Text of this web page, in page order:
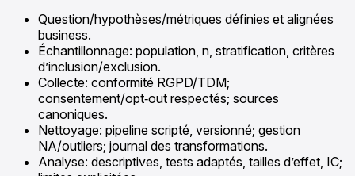
Question/hypothèses/métriques définies et alignées
business.
Échantillonnage: population, n, stratification, critères
d’inclusion/exclusion.
Collecte: conformité RGPD/TDM;
consentement/opt‑out respectés; sources
canoniques.
Nettoyage: pipeline scripté, versionné; gestion
NA/outliers; journal des transformations.
Analyse: descriptives, tests adaptés, tailles d’effet, IC;